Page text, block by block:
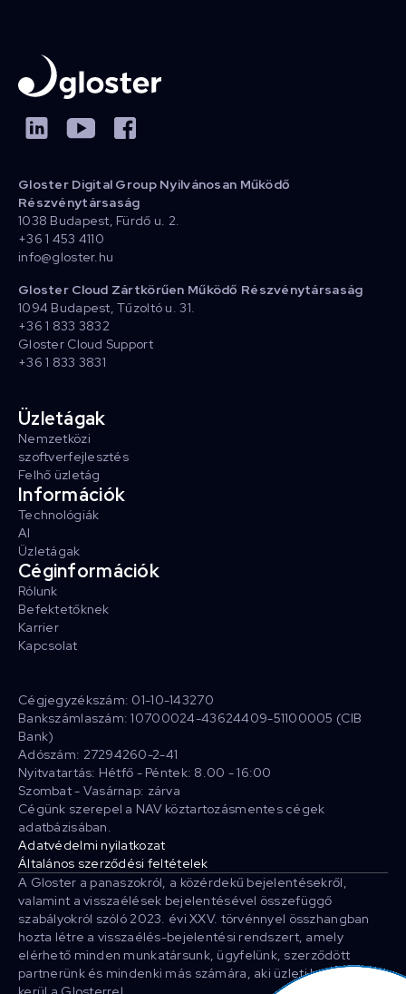
Gloster Digital Group Nyilvánosan Működő
Részvénytársaság
1038 Budapest, Fürdő u. 2.
+36 1 453 4110
info@gloster.hu
Gloster Cloud Zártkörűen Működő Részvénytársaság
1094 Budapest, Tűzoltó u. 31.
+36 1 833 3832
Gloster Cloud Support
+36 1 833 3831
Üzletágak
Nemzetközi
szoftverfejlesztés
Felhő üzletág
Információk
Technológiák
AI
Üzletágak
Céginformációk
Rólunk
Befektetőknek
Karrier
Kapcsolat
Cégjegyzékszám: 01-10-143270
Bankszámlaszám: 10700024-43624409-51100005 (CIB
Bank)
Adószám: 27294260-2-41
Nyitvatartás: Hétfő - Péntek: 8.00 - 16:00
Szombat - Vasárnap: zárva
Cégünk szerepel a NAV köztartozásmentes cégek
adatbázisában.
Adatvédelmi nyilatkozat
Általános szerződési feltételek
A Gloster a panaszokról, a közérdekű bejelentésekről,
valamint a visszaélések bejelentésével összefüggő
szabályokról szóló 2023. évi XXV. törvénnyel összhangban
hozta létre a visszaélés-bejelentési rendszert, amely
elérhető minden munkatársunk, ügyfelünk, szerződött
partnerünk és mindenki más számára, aki üzleti kapcsolatba